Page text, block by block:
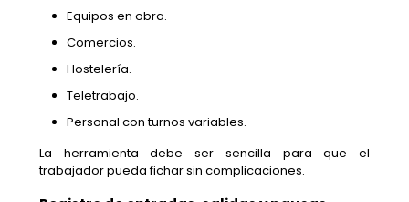
Equipos en obra.
Comercios.
Hostelería.
Teletrabajo.
Personal con turnos variables.
La herramienta debe ser sencilla para que el
trabajador pueda fichar sin complicaciones.